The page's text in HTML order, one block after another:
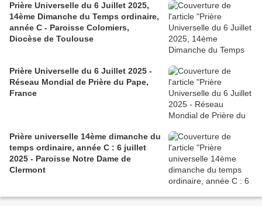
Prière Universelle du 6 Juillet 2025,
14ème Dimanche du Temps ordinaire,
année C - Paroisse Colomiers,
Diocèse de Toulouse
Prière Universelle du 6 Juillet 2025 -
Réseau Mondial de Prière du Pape,
France
Prière universelle 14ème dimanche du
temps ordinaire, année C : 6 juillet
2025 - Paroisse Notre Dame de
Clermont